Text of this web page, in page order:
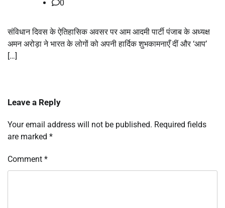
0
संविधान दिवस के ऐतिहासिक अवसर पर आम आदमी पार्टी पंजाब के अध्यक्ष
अमन अरोड़ा ने भारत के लोगों को अपनी हार्दिक शुभकामनाएँ दीं और ‘आप’
[…]
Leave a Reply
Your email address will not be published. Required fields
are marked *
Comment *